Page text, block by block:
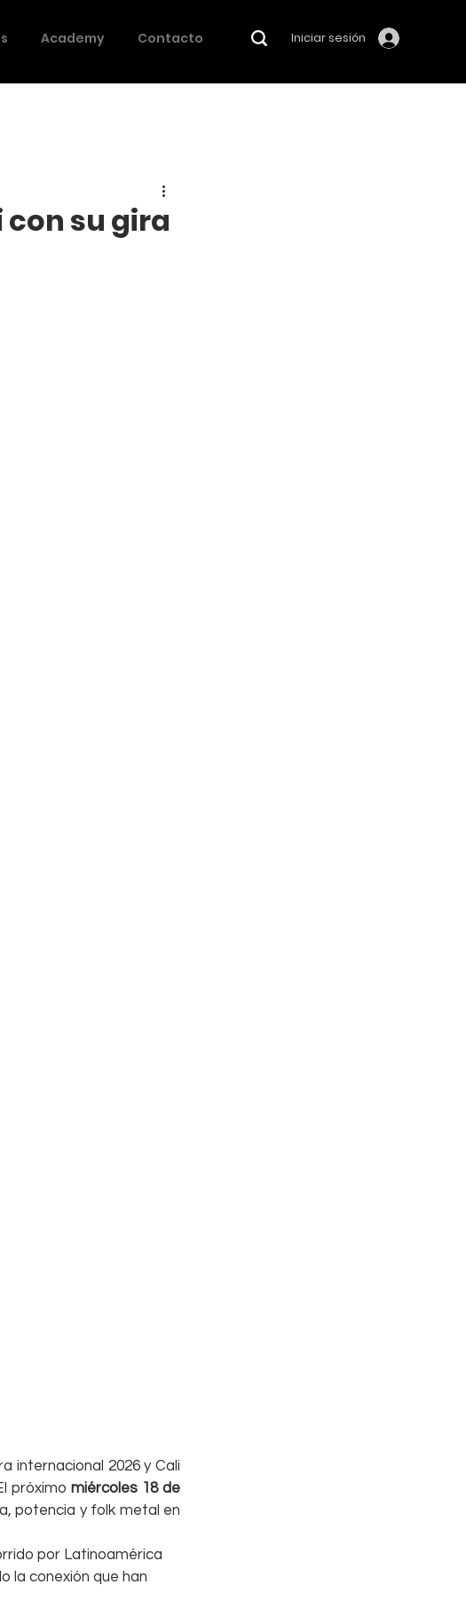
Iniciar sesión
Academy Contacto
con su gira
internacional 2026 y Cali
próximo miércoles 18 de
potencia y folk metal en
por Latinoamérica
la conexión que han